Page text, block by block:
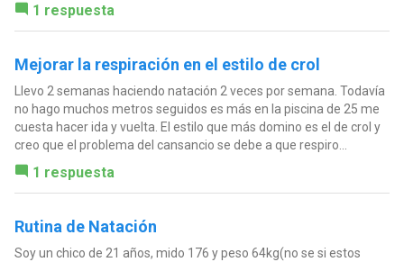
1 respuesta
Mejorar la respiración en el estilo de crol
Llevo 2 semanas haciendo natación 2 veces por semana. Todavía
no hago muchos metros seguidos es más en la piscina de 25 me
cuesta hacer ida y vuelta. El estilo que más domino es el de crol y
creo que el problema del cansancio se debe a que respiro...
1 respuesta
Rutina de Natación
Soy un chico de 21 años, mido 176 y peso 64kg(no se si estos